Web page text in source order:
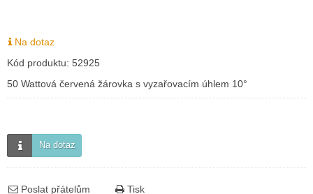
Na dotaz
Kód produktu: 52925
50 Wattová červená žárovka s vyzařovacím úhlem 10°
Na dotaz
Poslat přátelům Tisk